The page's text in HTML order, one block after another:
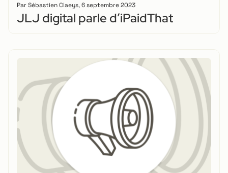
Par Sébastien Claeys,6 septembre 2023
JLJ digital parle d’iPaidThat